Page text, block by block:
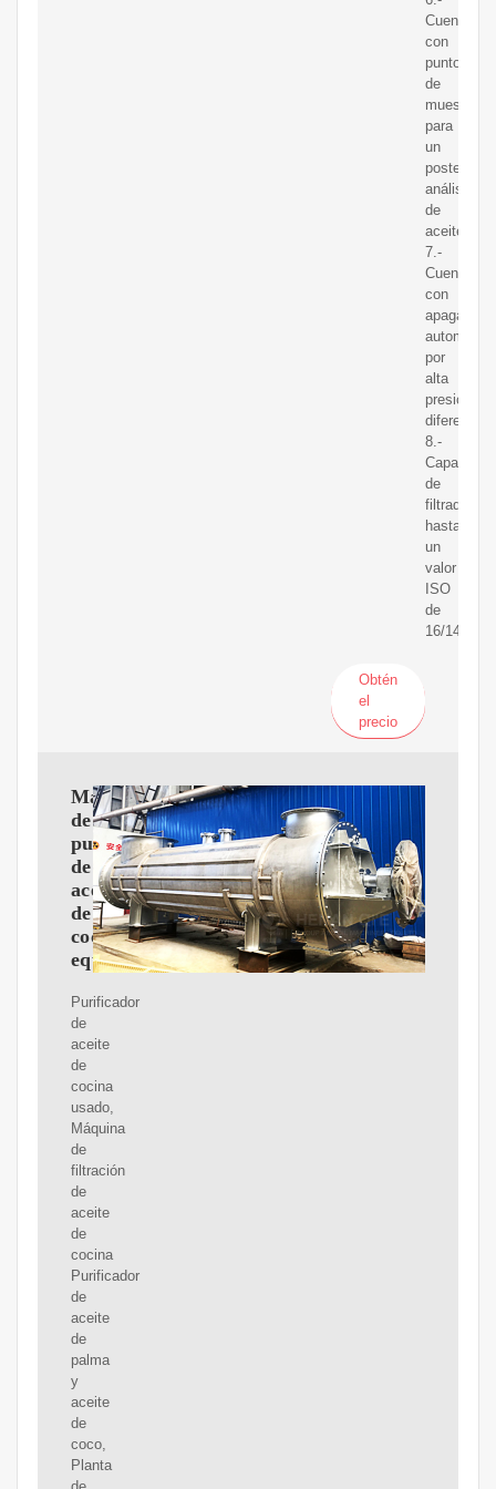
Cuenta
con
punto
de
muestreo
para
un
posterior
análisis
de
aceite.
7.-
Cuenta
con
apagado
automático
por
alta
presión
diferencial.
8.-
Capacidad
de
filtrado
hasta
un
valor
ISO
de
16/14/12.
Obtén
el
precio
Máquina
de
purificación
de
aceite
de
cocina,
equipo
Purificador
de
aceite
de
cocina
usado,
Máquina
de
filtración
de
aceite
de
cocina
Purificador
de
aceite
de
palma
y
aceite
de
coco,
Planta